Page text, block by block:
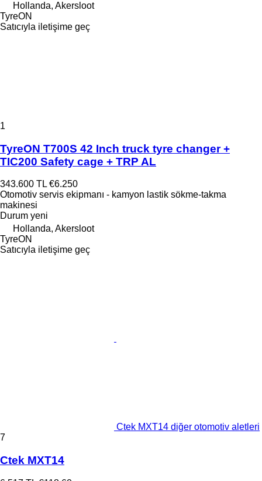
Hollanda, Akersloot
TyreON
Satıcıyla iletişime geç
1
TyreON T700S 42 Inch truck tyre changer +
TIC200 Safety cage + TRP AL
343.600 TL €6.250
Otomotiv servis ekipmanı - kamyon lastik sökme-takma
makinesi
Durum yeni
Hollanda, Akersloot
TyreON
Satıcıyla iletişime geç
Ctek MXT14 diğer otomotiv aletleri
7
Ctek MXT14